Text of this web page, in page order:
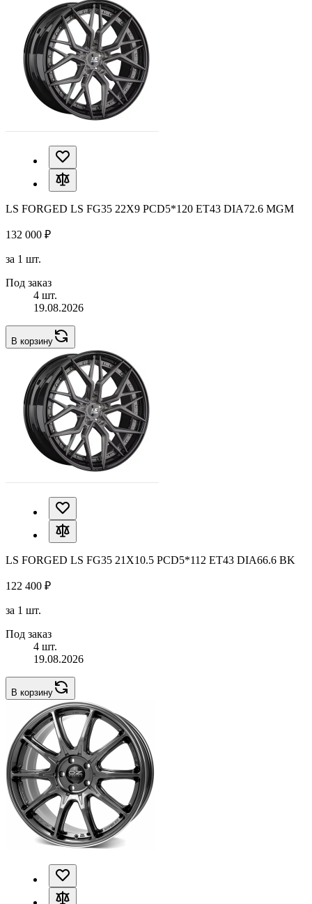
LS FORGED LS FG35 22X9 PCD5*120 ET43 DIA72.6 MGM
132 000 ₽
за 1 шт.
Под заказ
4 шт.
19.08.2026
В корзину
LS FORGED LS FG35 21X10.5 PCD5*112 ET43 DIA66.6 BK
122 400 ₽
за 1 шт.
Под заказ
4 шт.
19.08.2026
В корзину